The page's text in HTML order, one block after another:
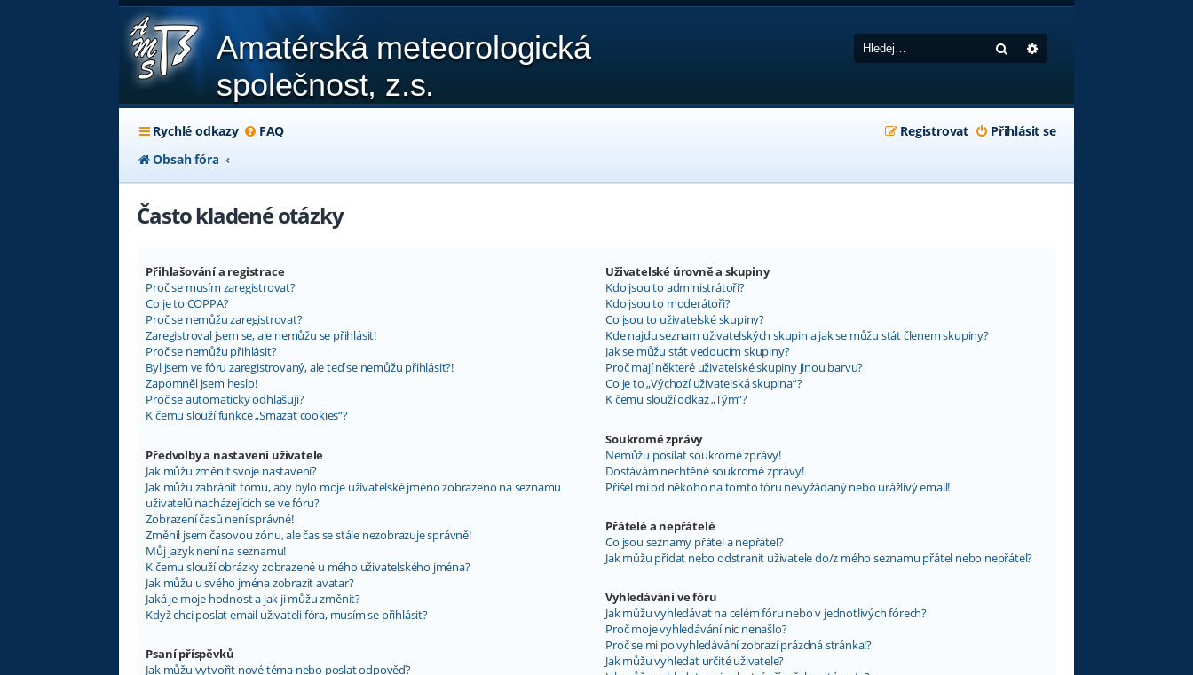
Amatérská meteorologická
společnost, z.s.
Hledat
Rychlé odkazy FAQ Přihlásit se
Registrovat
Obsah fóra
Často kladené otázky
Přihlašování a registrace
Proč se musím zaregistrovat?
Co je to COPPA?
Proč se nemůžu zaregistrovat?
Zaregistroval jsem se, ale nemůžu se přihlásit!
Proč se nemůžu přihlásit?
Byl jsem ve fóru zaregistrovaný, ale teď se nemůžu přihlásit?!
Zapomněl jsem heslo!
Proč se automaticky odhlašuji?
K čemu slouží funkce „Smazat cookies“?
Předvolby a nastavení uživatele
Jak můžu změnit svoje nastavení?
Jak můžu zabránit tomu, aby bylo moje uživatelské jméno zobrazeno na seznamu
uživatelů nacházejících se ve fóru?
Zobrazení časů není správné!
Změnil jsem časovou zónu, ale čas se stále nezobrazuje správně!
Můj jazyk není na seznamu!
K čemu slouží obrázky zobrazené u mého uživatelského jména?
Jak můžu u svého jména zobrazit avatar?
Jaká je moje hodnost a jak ji můžu změnit?
Když chci poslat email uživateli fóra, musím se přihlásit?
Psaní příspěvků
Jak můžu vytvořit nové téma nebo poslat odpověď?
Uživatelské úrovně a skupiny
Kdo jsou to administrátoři?
Kdo jsou to moderátoři?
Co jsou to uživatelské skupiny?
Kde najdu seznam uživatelských skupin a jak se můžu stát členem skupiny?
Jak se můžu stát vedoucím skupiny?
Proč mají některé uživatelské skupiny jinou barvu?
Co je to „Výchozí uživatelská skupina“?
K čemu slouží odkaz „Tým“?
Soukromé zprávy
Nemůžu posílat soukromé zprávy!
Dostávám nechtěné soukromé zprávy!
Přišel mi od někoho na tomto fóru nevyžádaný nebo urážlivý email!
Přátelé a nepřátelé
Co jsou seznamy přátel a nepřátel?
Jak můžu přidat nebo odstranit uživatele do/z mého seznamu přátel nebo nepřátel?
Vyhledávání ve fóru
Jak můžu vyhledávat na celém fóru nebo v jednotlivých fórech?
Proč moje vyhledávání nic nenašlo?
Proč se mi po vyhledávání zobrazí prázdná stránka!?
Jak můžu vyhledat určité uživatele?